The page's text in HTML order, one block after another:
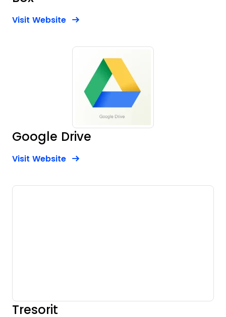
Visit WebsiteOpens New Window
Google Drive
Visit WebsiteOpens New Window
Tresorit